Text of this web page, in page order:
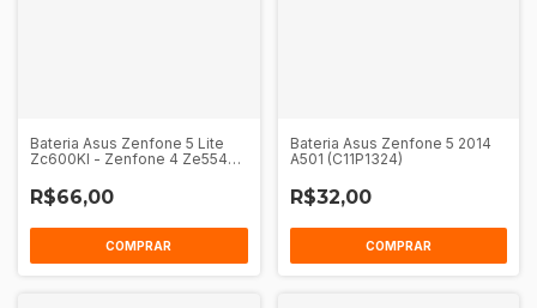
Bateria Asus Zenfone 5 Lite
Zc600Kl - Zenfone 4 Ze554Kl
R$66,00
COMPRAR
Bateria Asus Zenfone 5 2014
A501 (C11P1324)
R$32,00
COMPRAR